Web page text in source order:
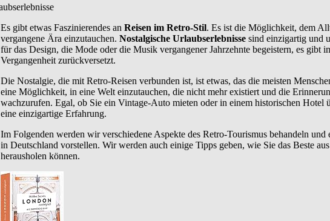
Es gibt etwas Faszinierendes an Reisen im Retro-Stil. Es ist die Möglichkeit, dem
vergangene Ära einzutauchen. Nostalgische Urlaubserlebnisse sind einzigartig und
für das Design, die Mode oder die Musik vergangener Jahrzehnte begeistern, es gibt
Vergangenheit zurückversetzt.
Die Nostalgie, die mit Retro-Reisen verbunden ist, ist etwas, das die meisten
eine Möglichkeit, in eine Welt einzutauchen, die nicht mehr existiert und die
wachzurufen. Egal, ob Sie ein Vintage-Auto mieten oder in einem historischen Hotel
eine einzigartige Erfahrung.
Im Folgenden werden wir verschiedene Aspekte des Retro-Tourismus behandeln und
in Deutschland vorstellen. Wir werden auch einige Tipps geben, wie Sie das Beste
herausholen können.